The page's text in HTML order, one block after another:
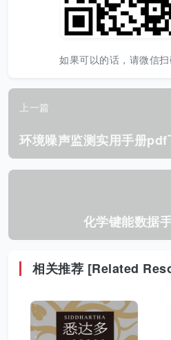
如果可以的话，请微信扫
上一篇
环境噪声监测实用手册
化学键能数据
相关推荐 [Related